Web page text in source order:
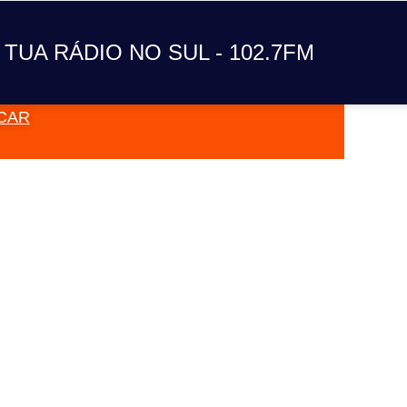
TUA RÁDIO NO SUL - 102.7FM
A TUA RÁDIO NO SUL